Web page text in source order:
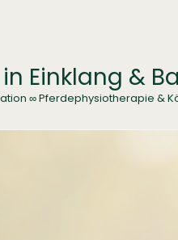
Einklang &
∞ Pferdephysiotherapie &